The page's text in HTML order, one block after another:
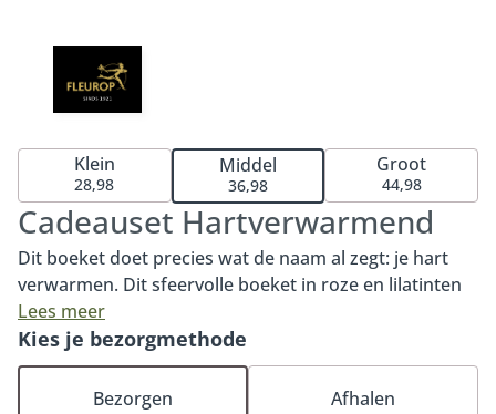
Cadeauset Hartverwarmend
Dit boeket doet precies wat de naam al zegt: je hart
verwarmen. Dit sfeervolle boeket in roze en lilatinten
kenmerkt zich door de opvallende gerbera, kleurrijke
roos en prachtige anjer. Een boeket dat zeker in de
smaak zal vallen dankzij de warme tinten en het
compacte formaat. Het boeket Hartverwarmend
Lees meer
Klein
28,98
Middel
36,98
Groot
44,98
Kies je bezorgmethode
Bezorgen Afhalen